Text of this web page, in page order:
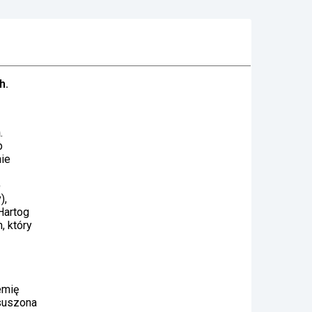
który